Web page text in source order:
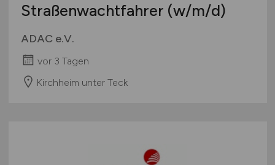
Straßenwachtfahrer (w/m/d)
ADAC e.V.
vor 3 Tagen
Kirchheim unter Teck